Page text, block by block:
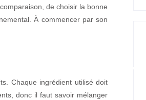
de choisir la bonne
À commencer par son
Chaque ingrédient utilisé doit
donc il faut savoir mélanger